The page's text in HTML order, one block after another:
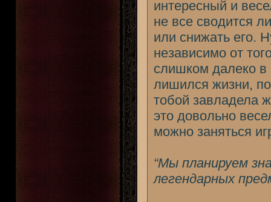
интересный и
не все сводится
или снижать его.
независимо от
слишком далеко в
лишился жизни,
тобой завладела
это довольно
можно заняться
“Мы планируем
легендарных